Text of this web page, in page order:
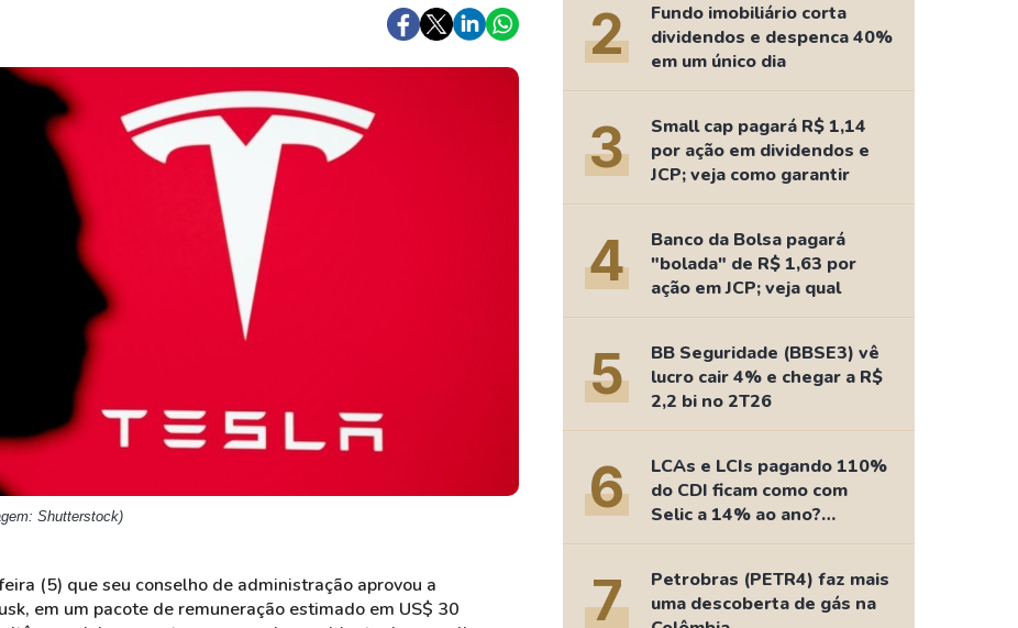
SMAL11
HASH11
GOLD11
XINA11
Ver todos
Google
Meta
Coca-Cola
Ver todos
Bitcoin
Ethereum
Binance Coin - BNB
Agenda de Dividendos
Radar do Dividendo Inteligente
As Ações Mais Buscadas
Guia do Iniciante
Shutterstock)
(5) que seu conselho de administração aprovou a
em um pacote de remuneração estimado em US$ 30
2
Fundo imobiliário corta
dividendos e despenca 40%
em um único dia
3
Small cap pagará R$ 1,14
por ação em dividendos e
JCP; veja como garantir
4
Banco da Bolsa pagará
"bolada" de R$ 1,63 por
ação em JCP; veja qual
5
BB Seguridade (BBSE3) vê
lucro cair 4% e chegar a R$
2,2 bi no 2T26
6
LCAs e LCIs pagando 110%
do CDI ficam como com
Selic a 14% ao ano?
Fizemos as contas
7
Petrobras (PETR4) faz mais
uma descoberta de gás na